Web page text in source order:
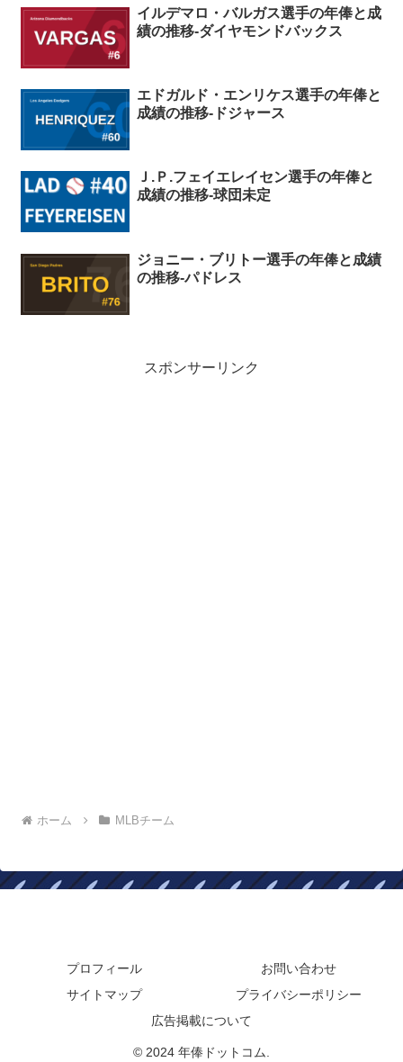
イルデマロ・バルガス選手の年俸と成
績の推移-ダイヤモンドバックス
エドガルド・エンリケス選手の年俸と
成績の推移-ドジャース
Ｊ.Ｐ.フェイエレイセン選手の年俸と
成績の推移-球団未定
ジョニー・ブリトー選手の年俸と成績
の推移-パドレス
スポンサーリンク
ホーム MLBチーム
プロフィール
お問い合わせ
サイトマップ
プライバシーポリシー
広告掲載について
© 2024 年俸ドットコム.